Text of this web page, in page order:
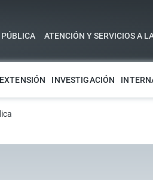
ATENCIÓN Y SERVICIOS A
EXTENSIÓN INVESTIGACIÓN